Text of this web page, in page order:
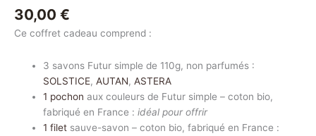
30,00 €
Ce coffret cadeau comprend :
3 savons Futur simple de 110g, non parfumés :
SOLSTICE,AUTAN,ASTERA
1 pochon aux couleurs de Futur simple – coton bio,
fabriqué en France :idéal pour offrir
1 filet sauve-savon – coton bio, fabriqué en France :